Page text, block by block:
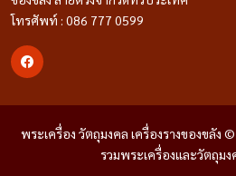
โทรศัพท์ : 086 777 0599
พระเครื่อง วัตถุมงคล เครื่องรางของขลัง
รวมพระเครื่องและวัตถุม